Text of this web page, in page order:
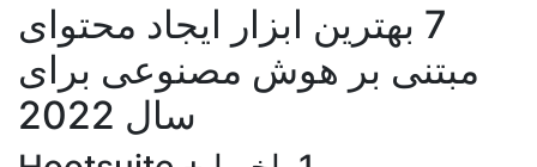
7 بهترین ابزار ایجاد محتوای
مبتنی بر هوش مصنوعی برای
سال 2022